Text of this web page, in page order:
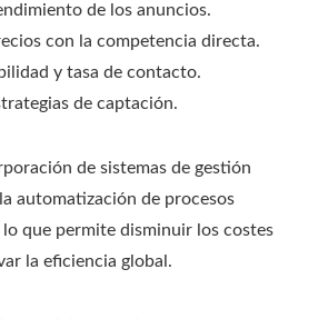
de los anuncios.
con la competencia directa.
y tasa de contacto.
de captación.
de sistemas de gestión
automatización de procesos
que permite disminuir los costes
la eficiencia global.